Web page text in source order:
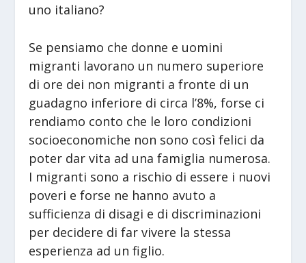
uno italiano?
Se pensiamo che donne e uomini
migranti lavorano un numero superiore
di ore dei non migranti a fronte di un
guadagno inferiore di circa l’8%, forse ci
rendiamo conto che le loro condizioni
socioeconomiche non sono così felici da
poter dar vita ad una famiglia numerosa.
I migranti sono a rischio di essere i nuovi
poveri e forse ne hanno avuto a
sufficienza di disagi e di discriminazioni
per decidere di far vivere la stessa
esperienza ad un figlio.